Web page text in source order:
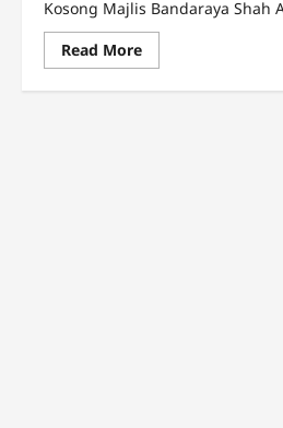
Kosong Majlis Bandaraya Shah
Read MoreRead
more
Jawatan